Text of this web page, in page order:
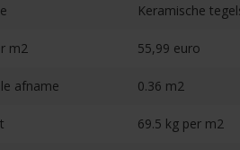
Keramische
m2 55,99 euro
afname 0.36 m2
69.5 kg per m2